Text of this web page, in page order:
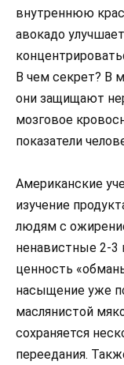
внутреннюю
авокадо
В чем секрет? В
они защищают
мозговое
показатели
Американские
изучение
людям с
ненавистные 2-3
ценность
насыщение уже
маслянистой
сохраняется
переедания.